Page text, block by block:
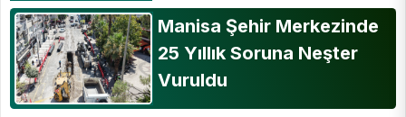
Manisa Şehir Merkezinde
25 Yıllık Soruna Neşter
Vuruldu